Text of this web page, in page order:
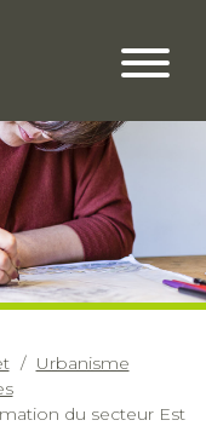
Urbanisme
du secteur Est